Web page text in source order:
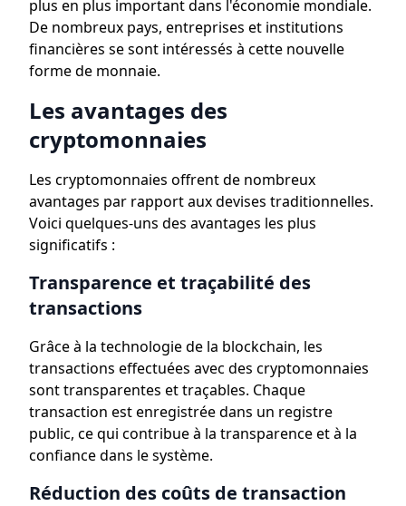
plus en plus important dans l'économie mondiale.
De nombreux pays, entreprises et institutions
financières se sont intéressés à cette nouvelle
forme de monnaie.
Les avantages des
cryptomonnaies
Les cryptomonnaies offrent de nombreux
avantages par rapport aux devises traditionnelles.
Voici quelques-uns des avantages les plus
significatifs :
Transparence et traçabilité des
transactions
Grâce à la technologie de la blockchain, les
transactions effectuées avec des cryptomonnaies
sont transparentes et traçables. Chaque
transaction est enregistrée dans un registre
public, ce qui contribue à la transparence et à la
confiance dans le système.
Réduction des coûts de transaction